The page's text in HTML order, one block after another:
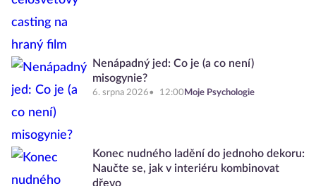
Nenápadný jed: Co je (a co není)
misogynie?
6. srpna 2026 12:00 Moje Psychologie
Konec nudného ladění do jednoho dekoru:
Naučte se, jak v interiéru kombinovat
dřevo